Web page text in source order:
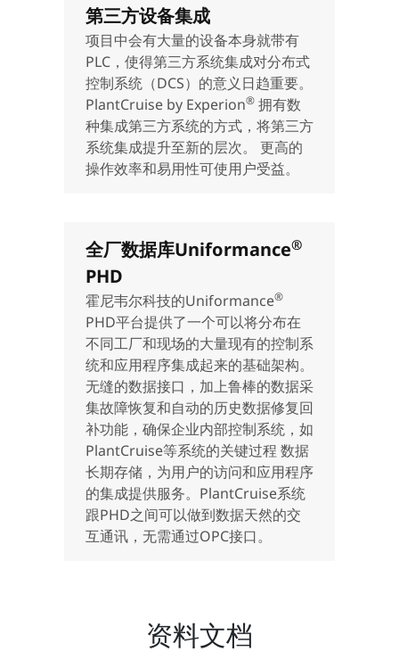
第三方设备集成
项目中会有大量的设备本身就带有
PLC，使得第三方系统集成对分布式
控制系统（DCS）的意义日趋重要。
PlantCruise by Experion® 拥有数
种集成第三方系统的方式，将第三方
系统集成提升至新的层次。 更高的
操作效率和易用性可使用户受益。
全厂数据库Uniformance®
PHD
霍尼韦尔科技的Uniformance®
PHD平台提供了一个可以将分布在
不同工厂和现场的大量现有的控制系
统和应用程序集成起来的基础架构。
无缝的数据接口，加上鲁棒的数据采
集故障恢复和自动的历史数据修复回
补功能，确保企业内部控制系统，如
PlantCruise等系统的关键过程 数据
长期存储，为用户的访问和应用程序
的集成提供服务。PlantCruise系统
跟PHD之间可以做到数据天然的交
互通讯，无需通过OPC接口。
资料文档